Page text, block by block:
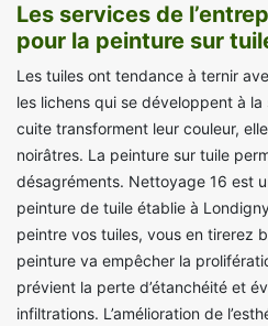
Les services de
pour la peinture sur
Les tuiles ont tendance à ternir
les lichens qui se développent à
cuite transforment leur couleur,
noirâtres. La peinture sur tuile
désagréments. Nettoyage 16 est
peinture de tuile établie à
peintre vos tuiles, vous en tirerez
peinture va empêcher la
prévient la perte d’étanchéité et
infiltrations. L’amélioration de